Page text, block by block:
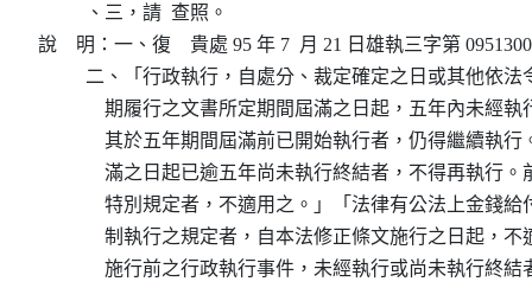
          、三，請  查照。
說    明：一、復　貴處 95 年 7  月 21 日雄執三字第
二、「行政執行，自處分、裁定確定之日或其他依
期履行之文書所定期間屆滿之日起，五年內未經
其於五年期間屆滿前已開始執行者，仍得繼續執
滿之日起已逾五年尚未執行終結者，不得再執行
特別規定者，不適用之。」「法律有公法上金錢
制執行之規定者，自本法修正條文施行之日起，
施行前之行政執行事件，未經執行或尚未執行終